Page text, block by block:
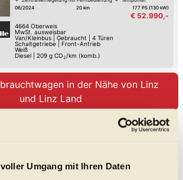
Umgang mit Ihren Daten
06/2024
20 km 177 PS (130 kW)
€ 52.990,-
4664 Oberweis
MwSt. ausweisbar
Van/Kleinbus| Gebraucht
4 Türen
Schaltgetriebe| Front-Antrieb
Weiß
Diesel
209 g CO2 /km (komb.)
in der Nähe von Linz
und Linz Land
Statt Dusche gibt es Lichtzonen, Wollfilz